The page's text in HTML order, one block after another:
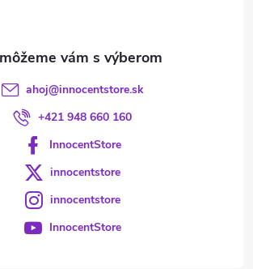
ahoj@innocentstore.sk
+421 948 660 160
InnocentStore
innocentstore
innocentstore
InnocentStore